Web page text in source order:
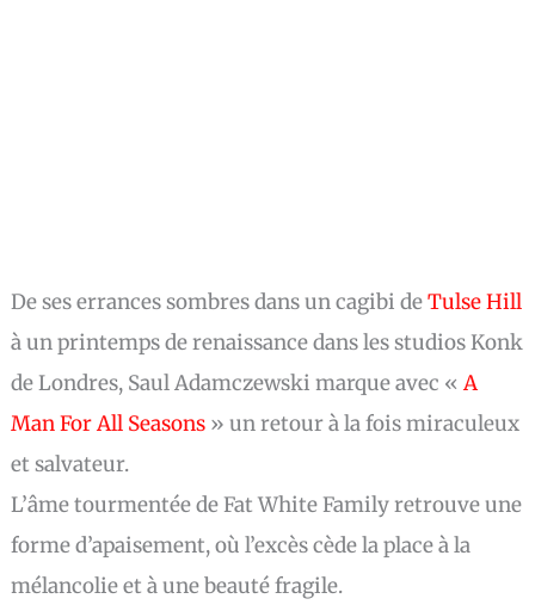
De ses errances sombres dans un cagibi deTulse Hill
à un printemps de renaissance dans les studios Konk
de Londres, Saul Adamczewski marque avec «A
Man For All Seasons » un retour à la fois miraculeux
et salvateur.
L’âme tourmentée de Fat White Family retrouve une
forme d’apaisement, où l’excès cède la place à la
mélancolie et à une beauté fragile.